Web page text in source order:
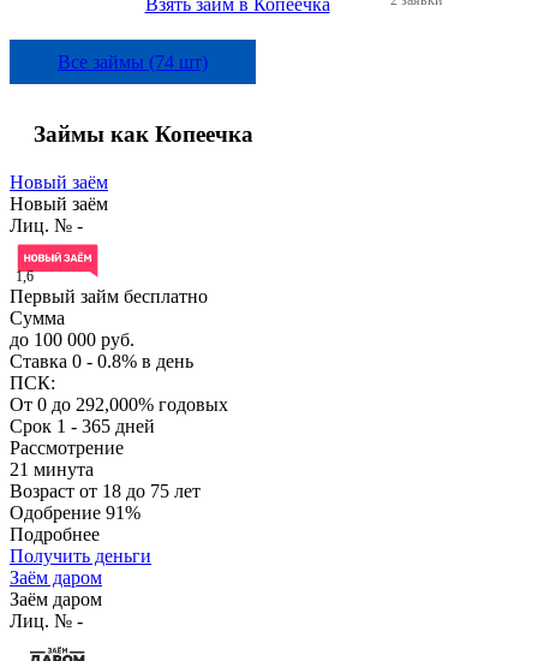
Взять займ в Копеечка
Все займы (74 шт)
Займы как Копеечка
Новый заём
Новый заём
Лиц. № -
1,6
Первый займ бесплатно
Сумма
до 100 000 руб.
Ставка 0 - 0.8% в день
ПСК:
От 0 до 292,000% годовых
Срок 1 - 365 дней
Рассмотрение
21 минута
Возраст от 18 до 75 лет
Одобрение 91%
Подробнее
Получить деньги
Заём даром
Заём даром
Лиц. № -